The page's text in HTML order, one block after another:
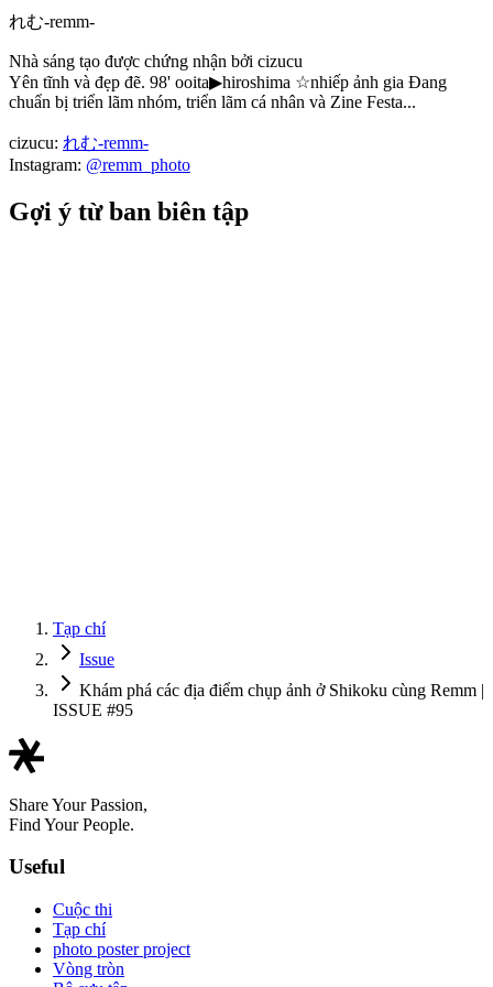
れむ-remm-
Nhà sáng tạo được chứng nhận bởi cizucu
Yên tĩnh và đẹp đẽ. 98' ooita▶︎hiroshima ☆nhiếp ảnh gia Đang
chuẩn bị triển lãm nhóm, triển lãm cá nhân và Zine Festa...
cizucu: れむ-remm-
Instagram: @remm_photo
Gợi ý từ ban biên tập
Tạp chí
Issue
Khám phá các địa điểm chụp ảnh ở Shikoku cùng Remm |
ISSUE #95
Share Your Passion,
Find Your People.
Useful
Cuộc thi
Tạp chí
photo poster project
Vòng tròn